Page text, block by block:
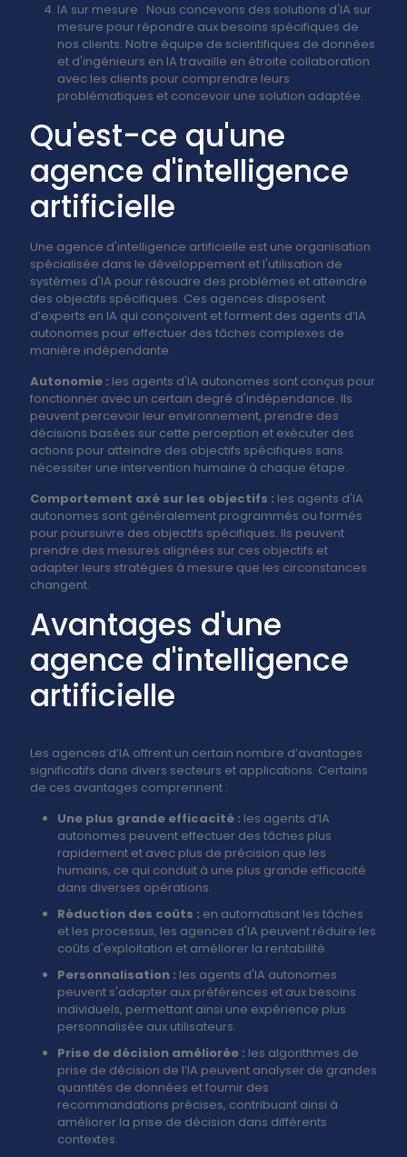
IA sur mesure : Nous concevons des solutions d'IA sur
mesure pour répondre aux besoins spécifiques de
nos clients. Notre équipe de scientifiques de données
et d'ingénieurs en IA travaille en étroite collaboration
avec les clients pour comprendre leurs
problématiques et concevoir une solution adaptée.
Qu'est-ce qu'une
agence d'intelligence
artificielle
Une agence d'intelligence artificielle est une organisation
spécialisée dans le développement et l'utilisation de
systèmes d'IA pour résoudre des problèmes et atteindre
des objectifs spécifiques. Ces agences disposent
d’experts en IA qui conçoivent et forment des agents d’IA
autonomes pour effectuer des tâches complexes de
manière indépendante.
Autonomie : les agents d'IA autonomes sont conçus pour
fonctionner avec un certain degré d'indépendance. Ils
peuvent percevoir leur environnement, prendre des
décisions basées sur cette perception et exécuter des
actions pour atteindre des objectifs spécifiques sans
nécessiter une intervention humaine à chaque étape.
Comportement axé sur les objectifs : les agents d'IA
autonomes sont généralement programmés ou formés
pour poursuivre des objectifs spécifiques. Ils peuvent
prendre des mesures alignées sur ces objectifs et
adapter leurs stratégies à mesure que les circonstances
changent.
Avantages d'une
agence d'intelligence
artificielle
Les agences d’IA offrent un certain nombre d’avantages
significatifs dans divers secteurs et applications. Certains
de ces avantages comprennent :
Une plus grande efficacité : les agents d’IA
autonomes peuvent effectuer des tâches plus
rapidement et avec plus de précision que les
humains, ce qui conduit à une plus grande efficacité
dans diverses opérations.
Réduction des coûts : en automatisant les tâches
et les processus, les agences d'IA peuvent réduire les
coûts d'exploitation et améliorer la rentabilité.
Personnalisation : les agents d'IA autonomes
peuvent s'adapter aux préférences et aux besoins
individuels, permettant ainsi une expérience plus
personnalisée aux utilisateurs.
Prise de décision améliorée : les algorithmes de
prise de décision de l’IA peuvent analyser de grandes
quantités de données et fournir des
recommandations précises, contribuant ainsi à
améliorer la prise de décision dans différents
contextes.